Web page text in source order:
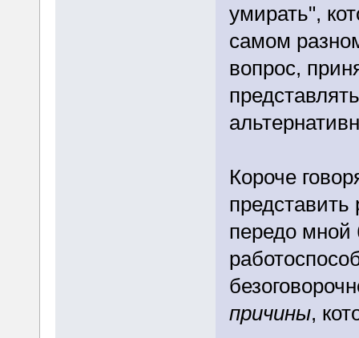
умирать",
самом
вопрос,
Короче
передо мной
причины,